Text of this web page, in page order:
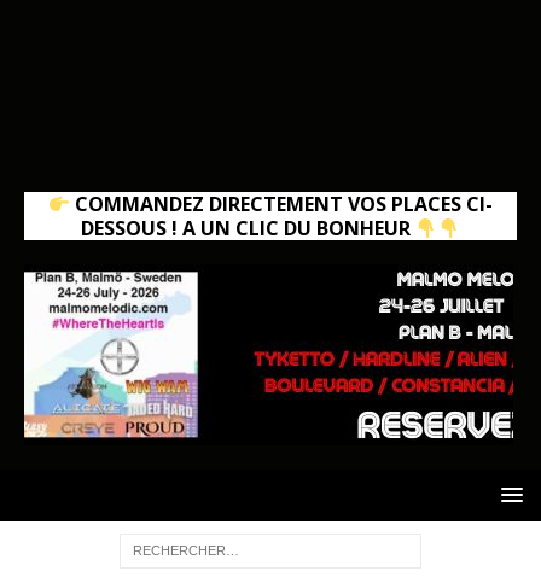
COMMANDEZ DIRECTEMENT VOS PLACES CI-
DESSOUS ! A UN CLIC DU BONHEUR